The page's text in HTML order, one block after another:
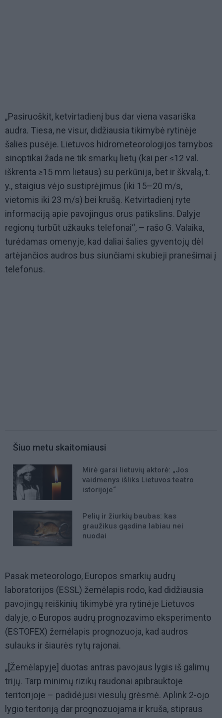
„Pasiruoškit, ketvirtadienį bus dar viena vasariška
audra. Tiesa, ne visur, didžiausia tikimybė rytinėje
šalies pusėje. Lietuvos hidrometeorologijos tarnybos
sinoptikai žada ne tik smarkų lietų (kai per ≤12 val.
iškrenta ≥15 mm lietaus) su perkūnija, bet ir škvalą, t.
y., staigius vėjo sustiprėjimus (iki 15–20 m/s,
vietomis iki 23 m/s) bei krušą. Ketvirtadienį ryte
informaciją apie pavojingus orus patikslins. Dalyje
regionų turbūt užkauks telefonai“, – rašo G. Valaika,
turėdamas omenyje, kad daliai šalies gyventojų dėl
artėjančios audros bus siunčiami skubieji pranešimai į
telefonus.
Šiuo metu skaitomiausi
Mirė garsi lietuvių aktorė: „Jos
vaidmenys išliks Lietuvos teatro
istorijoje“
Pelių ir žiurkių baubas: kas
graužikus gąsdina labiau nei
nuodai
Pasak meteorologo, Europos smarkių audrų
laboratorijos (ESSL) žemėlapis rodo, kad didžiausia
pavojingų reiškinių tikimybė yra rytinėje Lietuvos
dalyje, o Europos audrų prognozavimo eksperimento
(ESTOFEX) žemėlapis prognozuoja, kad audros
sulauks ir šiaurės rytų rajonai.
„[Žemėlapyje] duotas antras pavojaus lygis iš galimų
trijų. Tarp minimų rizikų raudonai apibrauktoje
teritorijoje – padidėjusi viesulų grėsmė. Aplink 2-ojo
lygio teritoriją dar prognozuojama ir kruša, stipraus